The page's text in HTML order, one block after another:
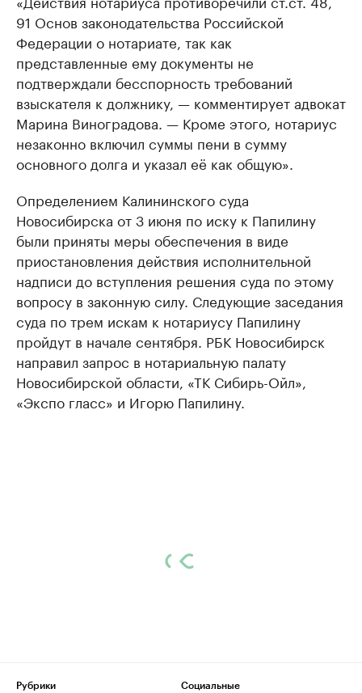
91 Основ законодательства Российской
Федерации о нотариате, так как
представленные ему документы не
подтверждали бесспорность требований
взыскателя к должнику, — комментирует адвокат
Марина Виноградова. — Кроме этого, нотариус
незаконно включил суммы пени в сумму
основного долга и указал её как общую».
Определением Калининского суда
Новосибирска от 3 июня по иску к Папилину
были приняты меры обеспечения в виде
приостановления действия исполнительной
надписи до вступления решения суда по этому
вопросу в законную силу. Следующие заседания
суда по трем искам к нотариусу Папилину
пройдут в начале сентября. РБК Новосибирск
направил запрос в нотариальную палату
Новосибирской области, «ТК Сибирь-Ойл»,
«Экспо гласс» и Игорю Папилину.
Рубрики
Социальные